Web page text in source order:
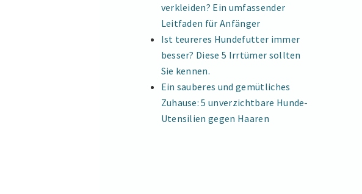
verkleiden? Ein umfassender
Leitfaden für Anfänger
Ist teureres Hundefutter immer
besser? Diese 5 Irrtümer sollten
Sie kennen.
Ein sauberes und gemütliches
Zuhause: 5 unverzichtbare Hunde-
Utensilien gegen Haaren